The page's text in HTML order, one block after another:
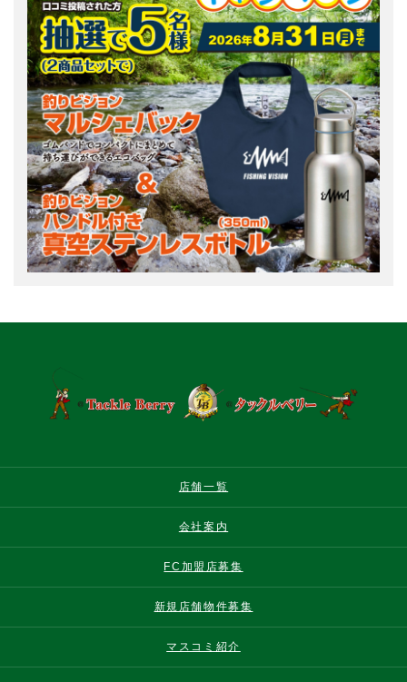
店舗一覧
会社案内
FC加盟店募集
新規店舗物件募集
マスコミ紹介